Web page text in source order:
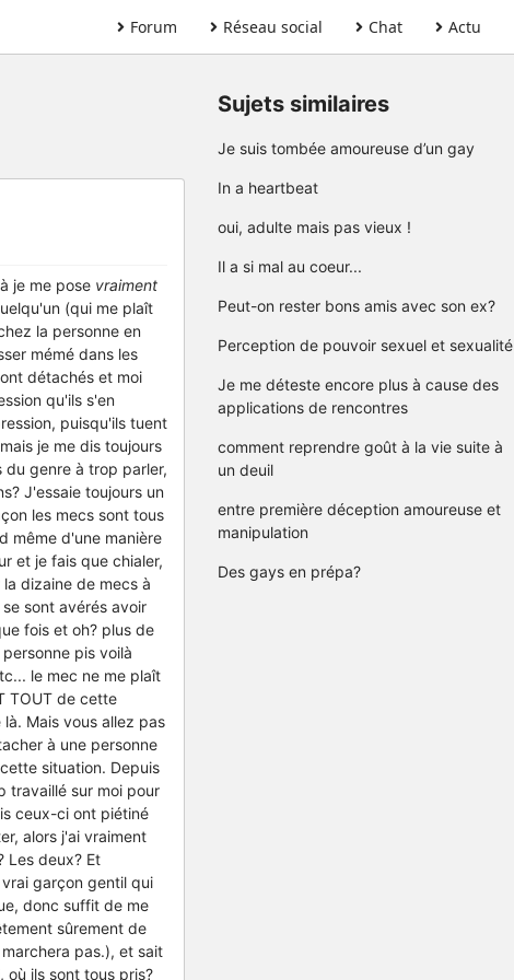
Forum Réseau social Chat Actu
je me pose vraiment
(qui me plaît
la personne en
mémé dans les
détachés et moi
qu'ils s'en
puisqu'ils tuent
je me dis toujours
genre à trop parler,
J'essaie toujours un
les mecs sont tous
même d'une manière
et je fais que chialer,
dizaine de mecs à
sont avérés avoir
fois et oh? plus de
pis voilà
le mec ne me plaît
TOUT de cette
Mais vous allez pas
à une personne
situation. Depuis
travaillé sur moi pour
ceux-ci ont piétiné
alors j'ai vraiment
Les deux? Et
garçon gentil qui
donc suffit de me
sûrement de
pas.), et sait
ils sont tous pris?
Sujets similaires
Je suis tombée amoureuse d’un gay
In a heartbeat
oui, adulte mais pas vieux !
Il a si mal au coeur...
Peut-on rester bons amis avec son ex?
Perception de pouvoir sexuel et sexualité
Je me déteste encore plus à cause des
applications de rencontres
comment reprendre goût à la vie suite à
un deuil
entre première déception amoureuse et
manipulation
Des gays en prépa?